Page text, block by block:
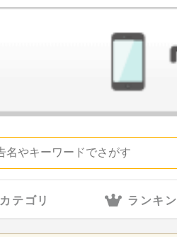
カテゴリ ランキ